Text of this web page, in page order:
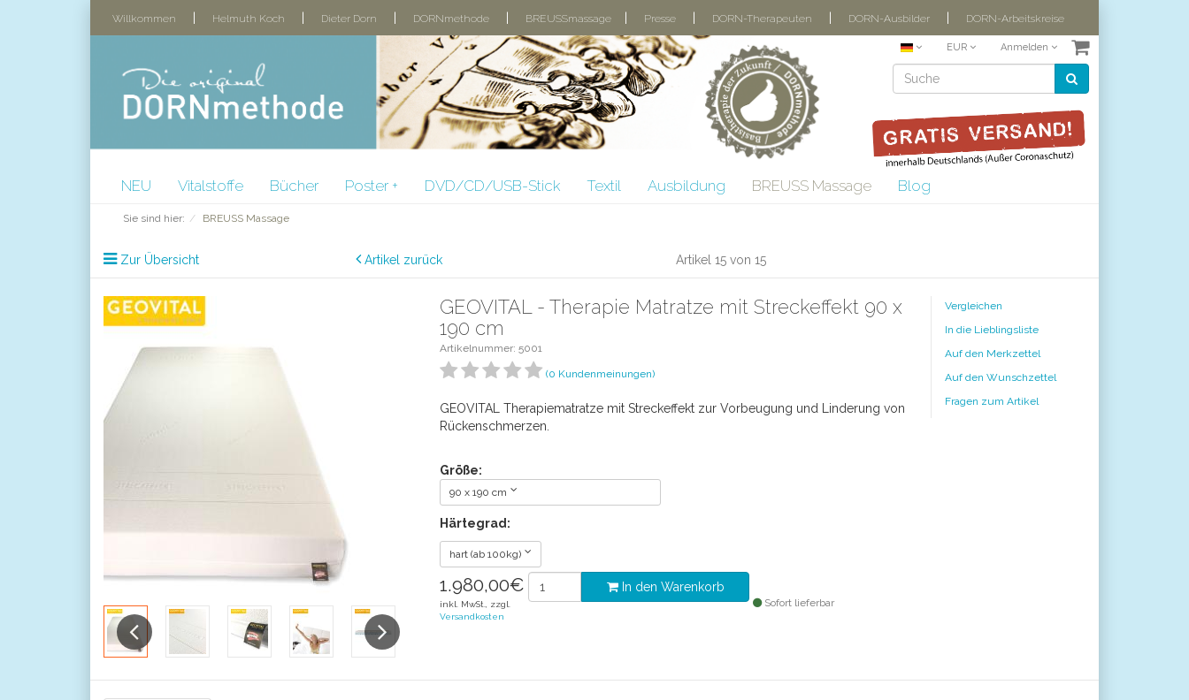
Willkommen Helmuth Koch Dieter Dorn DORNmethode BREUSSmassage Presse DORN-Therapeuten DORN-Ausbilder DORN-Arbeitskreise
EUR Anmelden
NEU Vitalstoffe Bücher Poster + DVD/CD/USB-Stick Textil Ausbildung BREUSS Massage Blog
Sie sind hier: BREUSS Massage
Zur Übersicht Artikel zurück Artikel 15 von 15
Previous Next
GEOVITAL - Therapie Matratze mit Streckeffekt 90 x
190 cm
Artikelnummer: 5001
(0 Kundenmeinungen)
GEOVITAL Therapiematratze mit Streckeffekt zur Vorbeugung und Linderung von
Rückenschmerzen.
Größe:
90 x 190 cm
Härtegrad:
hart (ab 100kg)
1.980,00€
inkl. MwSt., zzgl.
Versandkosten
In den Warenkorb
Sofort lieferbar
Vergleichen
In die Lieblingsliste
Auf den Merkzettel
Auf den Wunschzettel
Fragen zum Artikel